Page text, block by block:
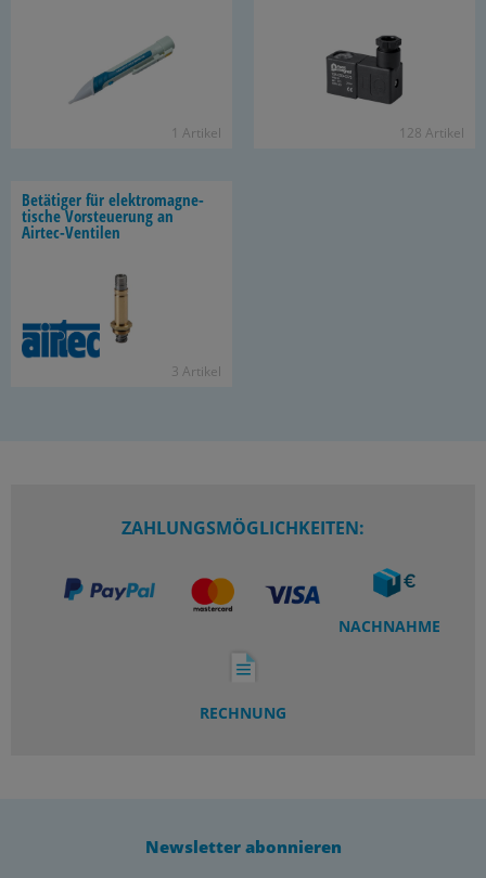
1 Ar­ti­kel 128 Ar­ti­kel
Be­tä­ti­ger für elek­tro­ma­gne­
ti­sche Vor­steue­rung an
Airtec-​Ventilen
3 Ar­ti­kel
ZAHLUNGSMÖGLICHKEITEN:
NACHNAHME
RECHNUNG
Newsletter abonnieren